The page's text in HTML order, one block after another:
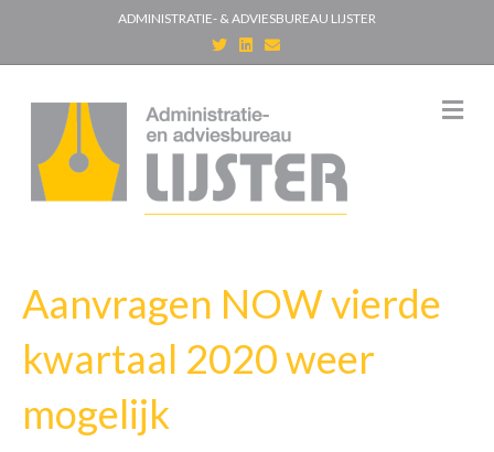
ADMINISTRATIE- & ADVIESBUREAU LIJSTER
T
w
i
e
r
n
d
i
n
E
m
a
M
e
Aanvragen NOW vierde
kwartaal 2020 weer
mogelijk